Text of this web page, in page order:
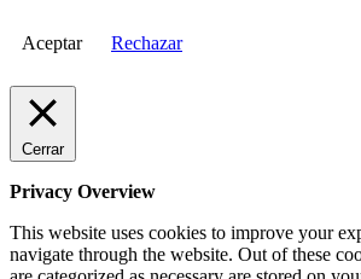
Aceptar Rechazar
Cerrar
Privacy Overview
This website uses cookies to improve your
navigate through the website. Out of these